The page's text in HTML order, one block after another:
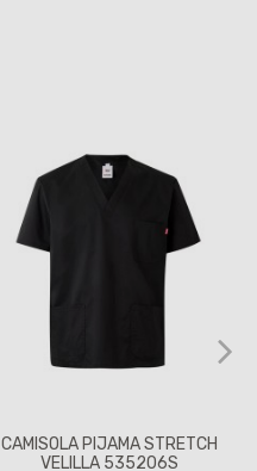
CAMISOLA PIJAMA STRETCH
VELILLA 535206S